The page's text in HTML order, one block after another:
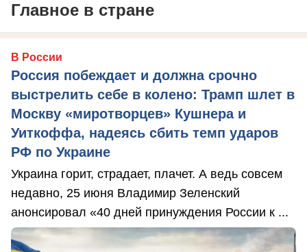
Главное в стране
В России
Россия побеждает и должна срочно
выстрелить себе в колено: Трамп шлет в
Москву «миротворцев» Кушнера и
Уиткоффа, надеясь сбить темп ударов
РФ по Украине
Украина горит, страдает, плачет. А ведь совсем
недавно, 25 июня Владимир Зеленский
анонсировал «40 дней принуждения России к ...